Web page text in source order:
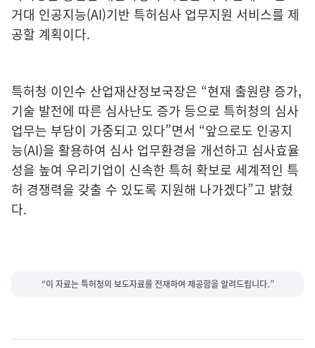
거대 인공지능(AI)기반 특허심사 업무지원 서비스를 제
공할 계획이다.
특허청 이인수 산업재산정보국장은 “현재 출원량 증가,
기술 발전에 따른 심사난도 증가 등으로 특허청의 심사
업무는 부담이 가중되고 있다”면서 “앞으로도 인공지
능(AI)을 활용하여 심사 업무환경을 개선하고 심사효율
성을 높여 우리기업이 신속한 특허 확보로 세계적인 특
허 경쟁력을 갖출 수 있도록 지원해 나가겠다”고 밝혔
다.
“이 자료는 특허청의 보도자료를 전재하여 제공함을 알려드립니다.”